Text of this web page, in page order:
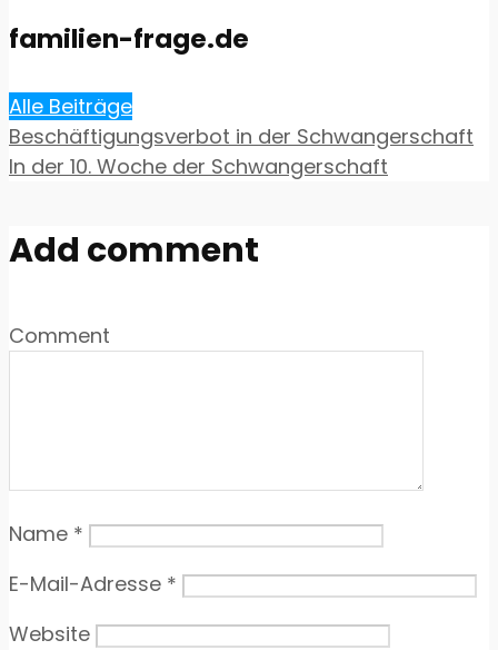
familien-frage.de
Alle Beiträge
Beschäftigungsverbot in der Schwangerschaft
In der 10. Woche der Schwangerschaft
Add comment
Comment
Name *
E-Mail-Adresse *
Website